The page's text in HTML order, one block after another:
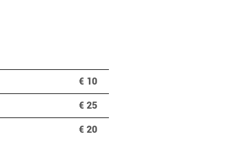
€ 10
€ 25
€ 20